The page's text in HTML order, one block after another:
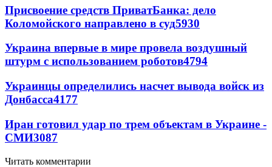
Присвоение средств ПриватБанка: дело
Коломойского направлено в суд5930
Украина впервые в мире провела воздушный
штурм с использованием роботов4794
Украинцы определились насчет вывода войск из
Донбасса4177
Иран готовил удар по трем объектам в Украине -
СМИ3087
Читать комментарии